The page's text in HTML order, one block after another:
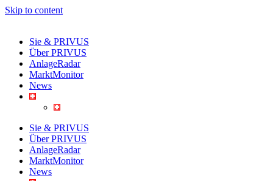
Skip to content
Sie & PRIVUS
Über PRIVUS
AnlageRadar
MarktMonitor
News
Sie & PRIVUS
Über PRIVUS
AnlageRadar
MarktMonitor
News